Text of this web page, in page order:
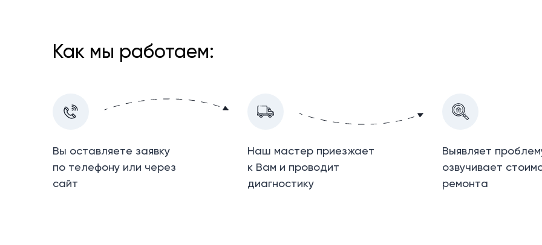
Как мы работаем:
Вы оставляете заявку
по телефону или через
сайт
Наш мастер приезжает
к Вам и проводит
диагностику
Выявляет
озвучивает
ремонта